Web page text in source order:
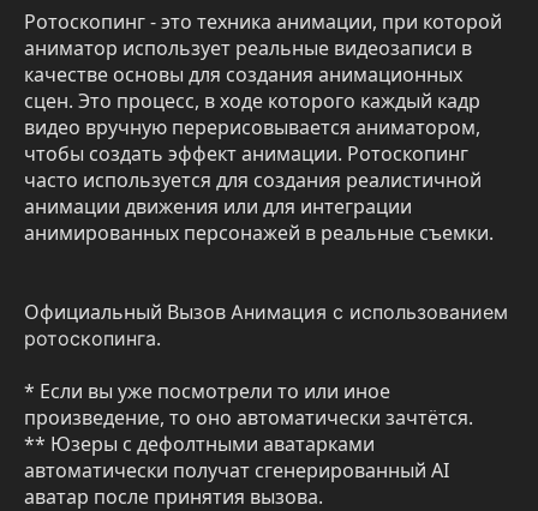
Ротоскопинг - это техника анимации, при которой
аниматор использует реальные видеозаписи в
качестве основы для создания анимационных
сцен. Это процесс, в ходе которого каждый кадр
видео вручную перерисовывается аниматором,
чтобы создать эффект анимации. Ротоскопинг
часто используется для создания реалистичной
анимации движения или для интеграции
анимированных персонажей в реальные съемки.
Официальный Вызов Анимация с использованием
ротоскопинга.
* Если вы уже посмотрели то или иное
произведение, то оно автоматически зачтётся.
** Юзеры с дефолтными аватарками
автоматически получат сгенерированный AI
аватар после принятия вызова.